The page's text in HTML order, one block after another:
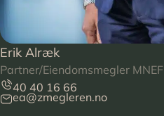
Erik Alræk
Partner/Eiendomsmegler MNEF
40 40 16 66
ea@zmegleren.no